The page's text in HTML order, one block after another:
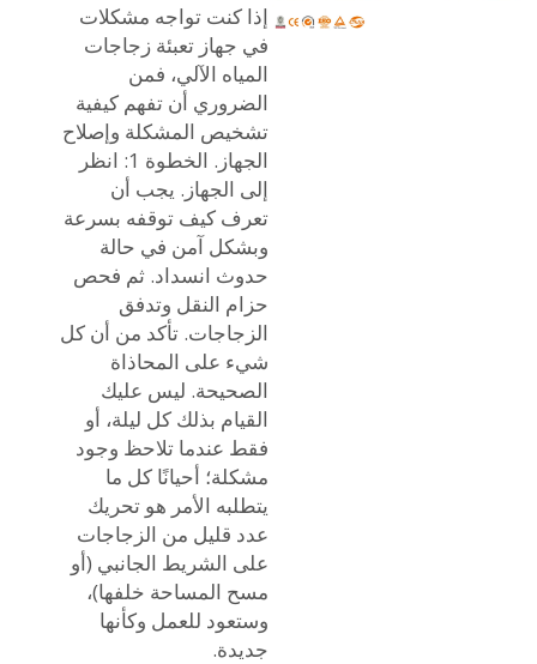
إذا كنت تواجه مشكلات
في جهاز تعبئة زجاجات
المياه الآلي، فمن
الضروري أن تفهم كيفية
تشخيص المشكلة وإصلاح
الجهاز. الخطوة 1: انظر
إلى الجهاز. يجب أن
تعرف كيف توقفه بسرعة
وبشكل آمن في حالة
حدوث انسداد. ثم فحص
حزام النقل وتدفق
الزجاجات. تأكد من أن كل
شيء على المحاذاة
الصحيحة. ليس عليك
القيام بذلك كل ليلة، أو
فقط عندما تلاحظ وجود
مشكلة؛ أحيانًا كل ما
يتطلبه الأمر هو تحريك
عدد قليل من الزجاجات
على الشريط الجانبي (أو
مسح المساحة خلفها)،
وستعود للعمل وكأنها
جديدة.